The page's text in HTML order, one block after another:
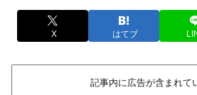
X はてブ
記事内に広告が含まれて